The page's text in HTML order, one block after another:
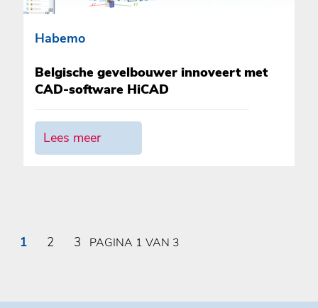
Habemo
Belgische gevelbouwer innoveert met
CAD-software HiCAD
Lees meer
1 2 3 PAGINA 1 VAN 3